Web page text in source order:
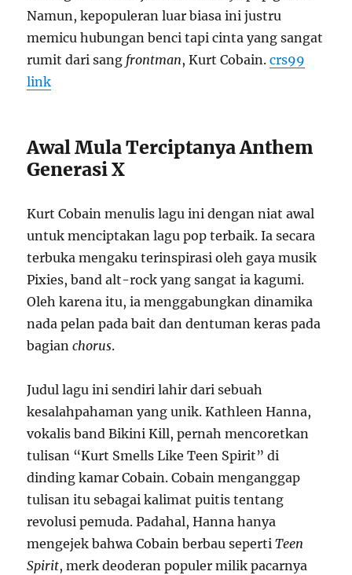
Namun, kepopuleran luar biasa ini justru
memicu hubungan benci tapi cinta yang sangat
rumit dari sang frontman, Kurt Cobain.crs99
link
Awal Mula Terciptanya Anthem
Generasi X
Kurt Cobain menulis lagu ini dengan niat awal
untuk menciptakan lagu pop terbaik. Ia secara
terbuka mengaku terinspirasi oleh gaya musik
Pixies, band alt-rock yang sangat ia kagumi.
Oleh karena itu, ia menggabungkan dinamika
nada pelan pada bait dan dentuman keras pada
bagianchorus.
Judul lagu ini sendiri lahir dari sebuah
kesalahpahaman yang unik. Kathleen Hanna,
vokalis band Bikini Kill, pernah mencoretkan
tulisan “Kurt Smells Like Teen Spirit” di
dinding kamar Cobain. Cobain menganggap
tulisan itu sebagai kalimat puitis tentang
revolusi pemuda. Padahal, Hanna hanya
mengejek bahwa Cobain berbau sepertiTeen
Spirit, merk deoderan populer milik pacarnya